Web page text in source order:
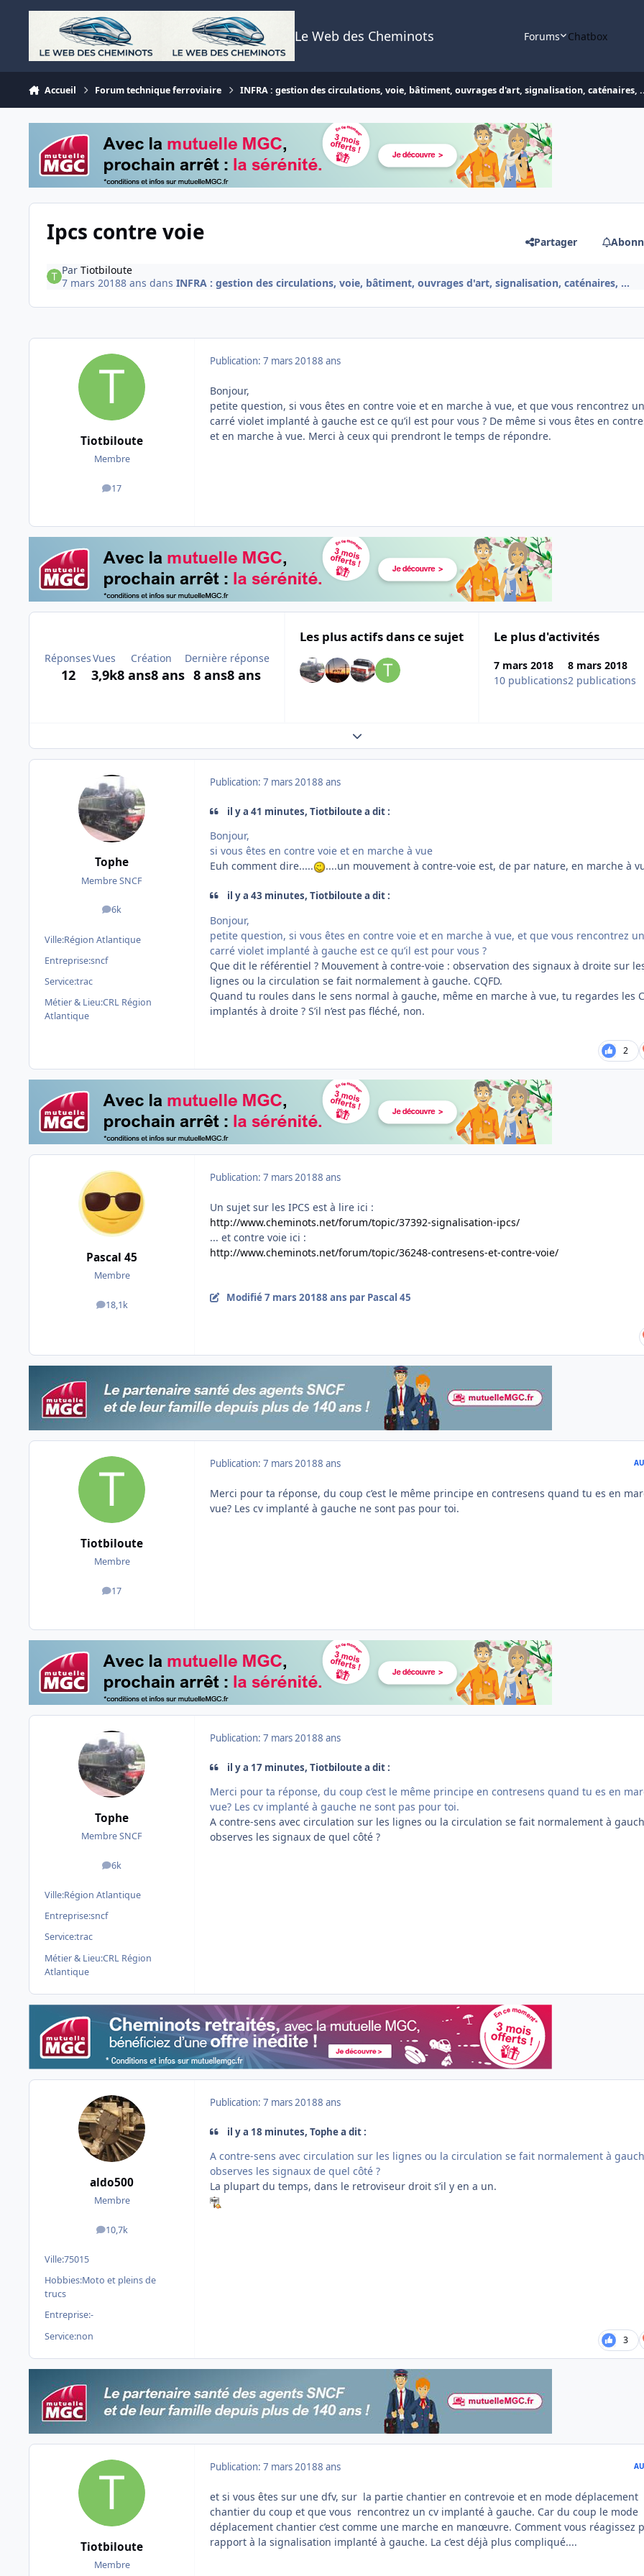
Aller au contenu
Le Web des Cheminots Forums Chatbox
Accueil Forum technique ferroviaire INFRA : gestion des circulations, voie, bâtiment, ouvrages d'art, signalisation, caténaires,
Ipcs contre voie Partager
Par Tiotbiloute
7 mars 20188 ans dans INFRA : gestion des circulations, voie, bâtiment, ouvrages d'art, signalisation, caténaires, ...
Tiotbiloute
Membre
17
messages
Publication: 7 mars 20188 ans
Bonjour,
petite question, si vous êtes en contre voie et en marche à vue, et que vous rencontrez un
carré violet implanté à gauche est ce qu’il est pour vous ? De même si vous êtes en
et en marche à vue. Merci à ceux qui prendront le temps de répondre.
Réponses
12
Vues
3,9k
Création
8 ans8 ans
Dernière réponse
8 ans8 ans
Les plus actifs dans ce sujet Le plus d'activités
7 mars 2018
10 publications
8 mars 2018
2 publications
Expand topic overview
Tophe
Membre SNCF
6k
messages
Ville:Région Atlantique
Entreprise:sncf
Service:trac
Métier & Lieu:CRL Région
Atlantique
Publication: 7 mars 20188 ans
il y a 41 minutes, Tiotbiloute a dit :
Bonjour,
si vous êtes en contre voie et en marche à vue
Euh comment dire.....
....un mouvement à contre-voie est, de par nature, en marche à
il y a 43 minutes, Tiotbiloute a dit :
Bonjour,
petite question, si vous êtes en contre voie et en marche à vue, et que vous rencontrez un
carré violet implanté à gauche est ce qu’il est pour vous ?
Que dit le référentiel ? Mouvement à contre-voie : observation des signaux à droite sur
lignes ou la circulation se fait normalement à gauche. CQFD.
Quand tu roules dans le sens normal à gauche, même en marche à vue, tu regardes les
implantés à droite ? S’il n’est pas fléché, non.
2
Pascal 45
Membre
18,1k
messages
Publication: 7 mars 20188 ans
Un sujet sur les IPCS est à lire ici :
http://www.cheminots.net/forum/topic/37392-signalisation-ipcs/
... et contre voie ici :
http://www.cheminots.net/forum/topic/36248-contresens-et-contre-voie/
Modifié7 mars 20188 ans par Pascal 45
Tiotbiloute
Membre
17
messages
Publication: 7 mars 20188 ans
Merci pour ta réponse, du coup c’est le même principe en contresens quand tu es en
vue? Les cv implanté à gauche ne sont pas pour toi.
Tophe
Membre SNCF
6k
messages
Ville:Région Atlantique
Entreprise:sncf
Service:trac
Métier & Lieu:CRL Région
Atlantique
Publication: 7 mars 20188 ans
il y a 17 minutes, Tiotbiloute a dit :
Merci pour ta réponse, du coup c’est le même principe en contresens quand tu es en
vue? Les cv implanté à gauche ne sont pas pour toi.
A contre-sens avec circulation sur les lignes ou la circulation se fait normalement à
observes les signaux de quel côté ?
aldo500
Membre
10,7k
messages
Ville:75015
Hobbies:Moto et pleins de
trucs
Entreprise:-
Service:non
Publication: 7 mars 20188 ans
il y a 18 minutes, Tophe a dit :
A contre-sens avec circulation sur les lignes ou la circulation se fait normalement à
observes les signaux de quel côté ?
La plupart du temps, dans le retroviseur droit s’il y en a un.
3
Tiotbiloute
Membre
Publication: 7 mars 20188 ans
et si vous êtes sur une dfv, sur la partie chantier en contrevoie et en mode déplacement
chantier du coup et que vous rencontrez un cv implanté à gauche. Car du coup le mode
déplacement chantier c’est comme une marche en manœuvre. Comment vous réagissez
rapport à la signalisation implanté à gauche. La c’est déjà plus compliqué....